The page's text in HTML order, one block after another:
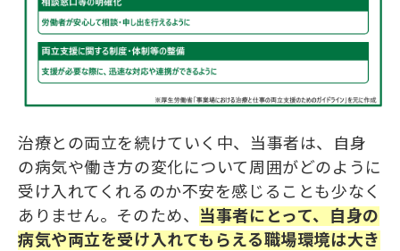
治療との両立を続けていく中、当事者は、自身
の病気や働き方の変化について周囲がどのように
受け入れてくれるのか不安を感じることも少なく
ありません。そのため、 当事者にとって、自身の
病気や両立を受け入れてもらえる職場環境は大き